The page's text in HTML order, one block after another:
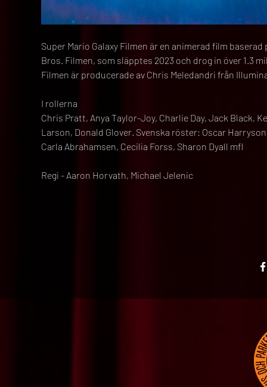
Super Mario Galaxy Filmen är en animerad film
Bros. Filmen, som släpptes 2023 och drog in över 1.3
Filmen är producerade av Chris Meledandri från
I rollerna
Chris Pratt, Anya Taylor-Joy, Charlie Day, Jack Black,
Larson, Donald Glover. Svenska röster: Oscar
Carla Abrahamsen, Cecilia Forss, Sharon Dyall mfl
Regi - Aaron Horvath, Michael Jelenic